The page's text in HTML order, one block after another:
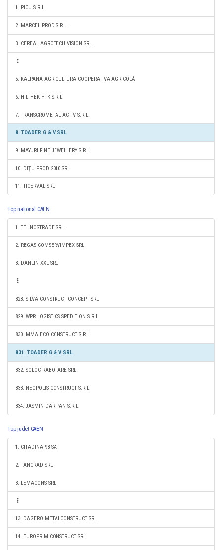
1. PICU S.R.L.
2. MARCEL PROD S.R.L.
3. CEREAL AGROTECH VISION SRL
5. KALPANA AGRICULTURA COOPERATIVA AGRICOLĂ
6. HILTHEK HTK S.R.L.
7. TRANSCROMETAL ACTIV S.R.L.
8. TOADER G & V SRL
9. MAYURI FINE JEWELLERY S.R.L.
10. DIŢU PROD 2010 SRL
11. TICERVAL SRL
Top national CAEN
1. TEHNOSTRADE SRL
2. REGAS COMSERVIMPEX SRL
3. DANLIN XXL SRL
828. SILVA CONSTRUCT CONCEPT SRL
829. WPR LOGISTICS SPEDITION S.R.L.
830. MMA ECO CONSTRUCT S.R.L.
831. TOADER G & V SRL
832. SOLOC RABOTARE SRL
833. NEOPOLIS CONSTRUCT S.R.L.
834. JASMIN DARIPAN S.R.L.
Top judet CAEN
1. CITADINA 98 SA
2. TANCRAD SRL
3. LEMACONS SRL
13. DAGERO METALCONSTRUCT SRL
14. EUROPRIM CONSTRUCT SRL